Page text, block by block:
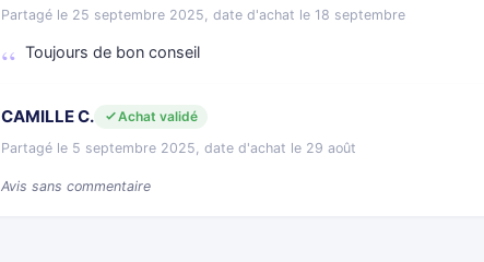
Partagé le 25 septembre 2025, date d'achat le 18 septembre
Toujours de bon conseil
CAMILLE C.
Achat validé
Partagé le 5 septembre 2025, date d'achat le 29 août
Avis sans commentaire